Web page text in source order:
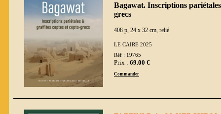
Bagawat. Inscriptions
grecs
408 p, 24 x 32 cm, relié
LE CAIRE 2025
Réf : 19765
Prix : 69.00 €
Commander